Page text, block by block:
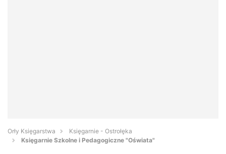
Orły Księgarstwa
Księgarnie - Ostrołęka
Księgarnie Szkolne i Pedagogiczne "Oświata"